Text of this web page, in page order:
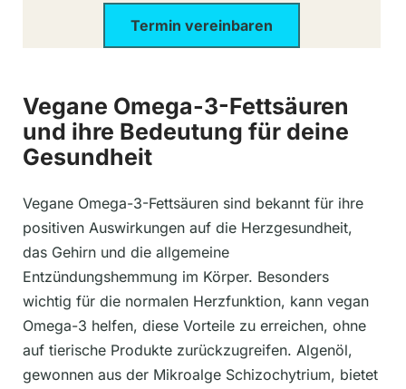
Termin vereinbaren
Vegane Omega-3-Fettsäuren
und ihre Bedeutung für deine
Gesundheit
Vegane Omega-3-Fettsäuren sind bekannt für ihre
positiven Auswirkungen auf die Herzgesundheit,
das Gehirn und die allgemeine
Entzündungshemmung im Körper. Besonders
wichtig für die normalen Herzfunktion, kann vegan
Omega-3 helfen, diese Vorteile zu erreichen, ohne
auf tierische Produkte zurückzugreifen. Algenöl,
gewonnen aus der Mikroalge Schizochytrium, bietet